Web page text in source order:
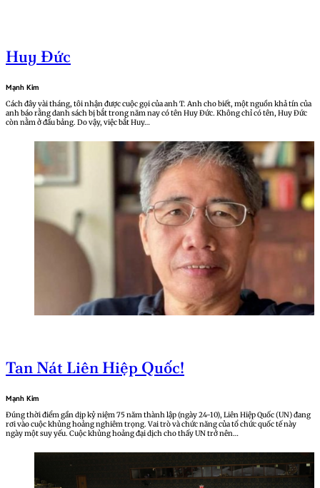
Huy Đức
Mạnh Kim
Cách đây vài tháng, tôi nhận được cuộc gọi của anh T. Anh cho biết, một nguồn khả tín của
anh báo rằng danh sách bị bắt trong năm nay có tên Huy Đức. Không chỉ có tên, Huy Đức
còn nằm ở đầu bảng. Do vậy, việc bắt Huy…
Tan Nát Liên Hiệp Quốc!
Mạnh Kim
Đúng thời điểm gần dịp kỷ niệm 75 năm thành lập (ngày 24-10), Liên Hiệp Quốc (UN) đang
rơi vào cuộc khủng hoảng nghiêm trọng. Vai trò và chức năng của tổ chức quốc tế này
ngày một suy yếu. Cuộc khủng hoảng đại dịch cho thấy UN trở nên…